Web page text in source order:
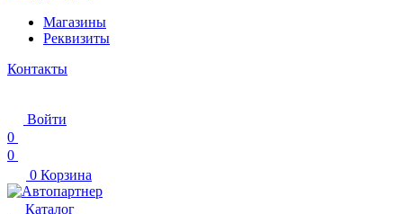
Магазины
Реквизиты
Контакты
Войти
0
0
0 Корзина
Каталог